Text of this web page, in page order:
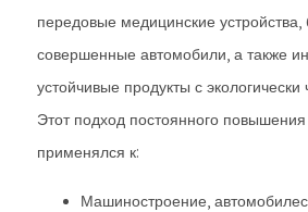
передовые медицинские устройства,
совершенные автомобили, а также
устойчивые продукты с экологически
Этот подход постоянного
применялся к:
Машиностроение,